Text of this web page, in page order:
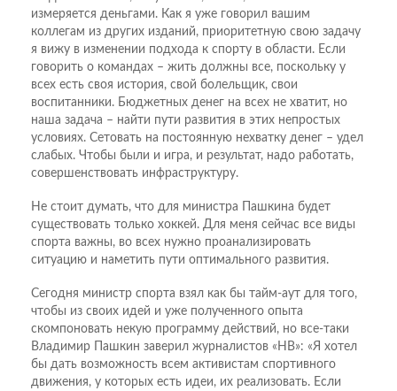
измеряется деньгами. Как я уже говорил вашим
коллегам из других изданий, приоритетную свою задачу
я вижу в изменении подхода к спорту в области. Если
говорить о командах – жить должны все, поскольку у
всех есть своя история, свой болельщик, свои
воспитанники. Бюджетных денег на всех не хватит, но
наша задача – найти пути развития в этих непростых
условиях. Сетовать на постоянную нехватку денег – удел
слабых. Чтобы были и игра, и результат, надо работать,
совершенствовать инфраструктуру.
Не стоит думать, что для министра Пашкина будет
существовать только хоккей. Для меня сейчас все виды
спорта важны, во всех нужно проанализировать
ситуацию и наметить пути оптимального развития.
Сегодня министр спорта взял как бы тайм-аут для того,
чтобы из своих идей и уже полученного опыта
скомпоновать некую программу действий, но все-таки
Владимир Пашкин заверил журналистов «НВ»: «Я хотел
бы дать возможность всем активистам спортивного
движения, у которых есть идеи, их реализовать. Если